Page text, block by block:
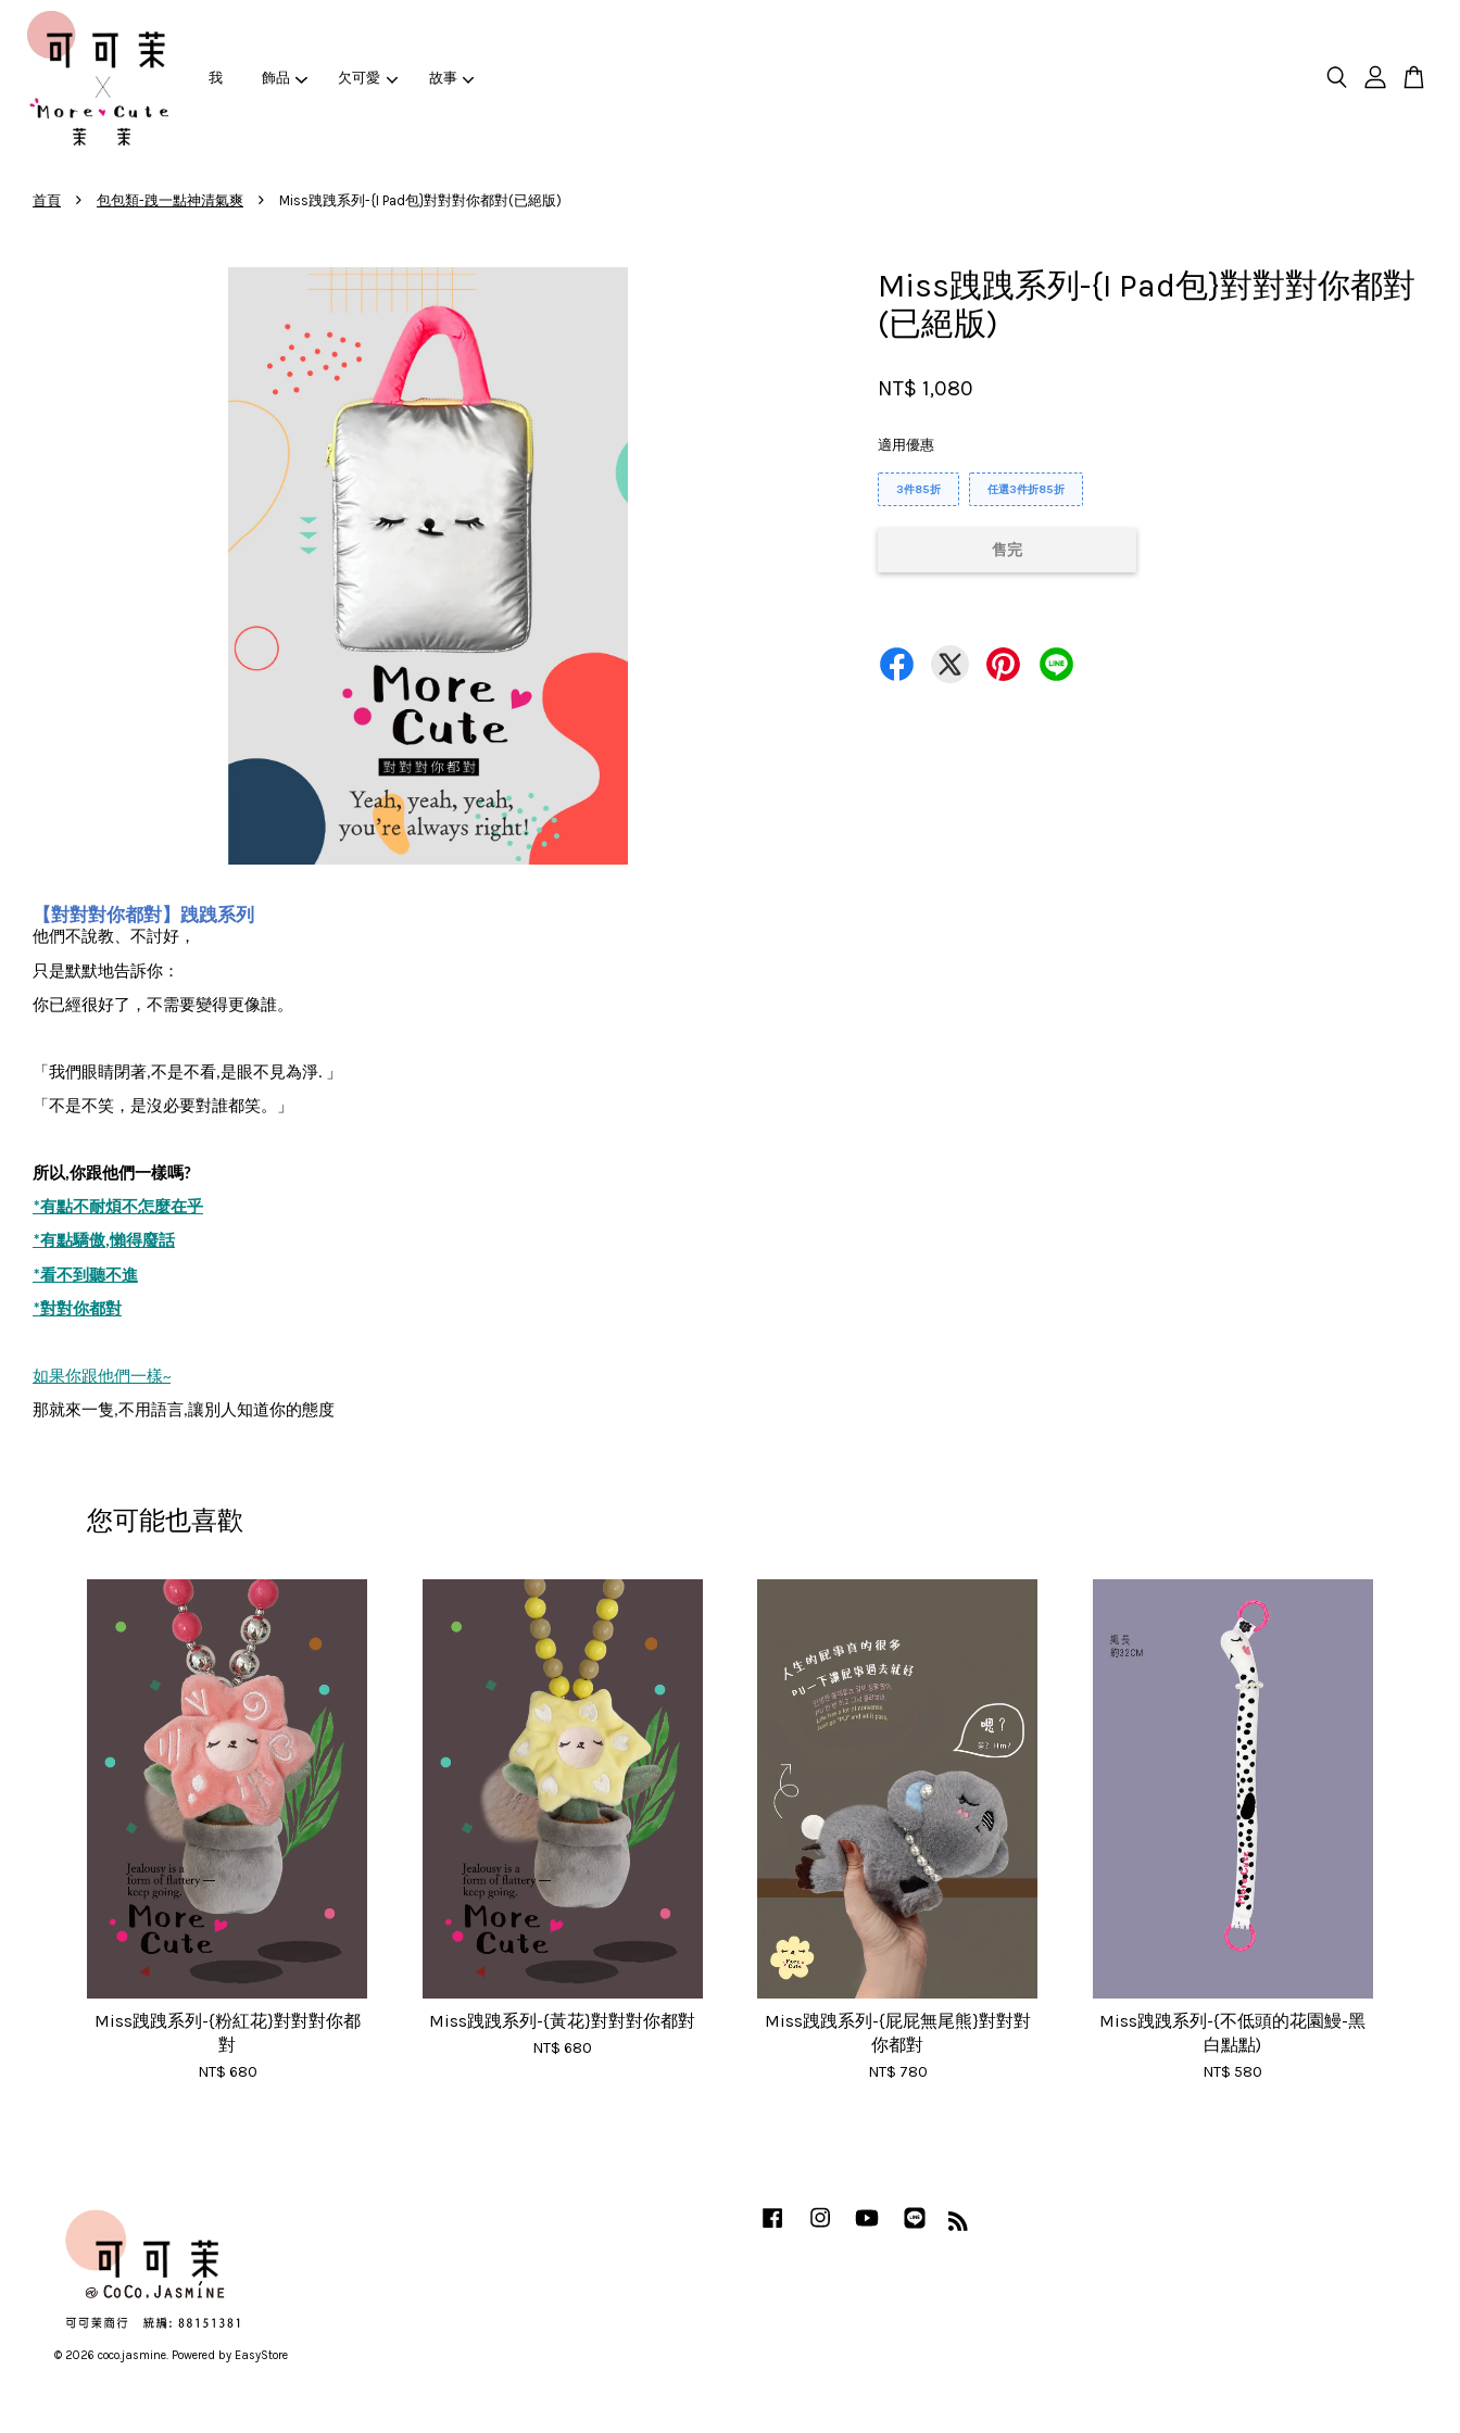
我 飾品 欠可愛 故事
首頁 › 包包類-跩一點神清氣爽 › Miss跩跩系列-{I Pad包}對對對你都對(已絕版)
Miss跩跩系列-{I Pad包}對對對你都對
(已絕版)
NT$ 1,080
適用優惠
3件85折 任選3件折85折
售完
【對對對你都對】跩跩系列
他們不說教、不討好，
只是默默地告訴你：
你已經很好了，不需要變得更像誰。
「我們眼睛閉著,不是不看,是眼不見為淨. 」
「不是不笑，是沒必要對誰都笑。」
所以,你跟他們一樣嗎?
*有點不耐煩不怎麼在乎
*有點驕傲,懶得廢話
*看不到聽不進
*對對你都對
如果你跟他們一樣~
那就來一隻,不用語言,讓別人知道你的態度
您可能也喜歡
Miss跩跩系列-{粉紅花}對對對你都
對
NT$ 680
Miss跩跩系列-{黃花}對對對你都對
NT$ 680
Miss跩跩系列-{屁屁無尾熊}對對對
你都對
NT$ 780
Miss跩跩系列-{不低頭的花園鰻-黑
白點點)
NT$ 580
© 2026 coco.jasmine. Powered by EasyStore
Facebook InstagramYouTube Line
您的購物車目前還是空的。